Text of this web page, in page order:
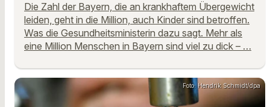
Die Zahl der Bayern, die an krankhaftem Übergewicht
leiden, geht in die Million, auch Kinder sind betroffen.
Was die Gesundheitsministerin dazu sagt. Mehr als
eine Million Menschen in Bayern sind viel zu dick – …
Foto: Hendrik Schmidt/dpa